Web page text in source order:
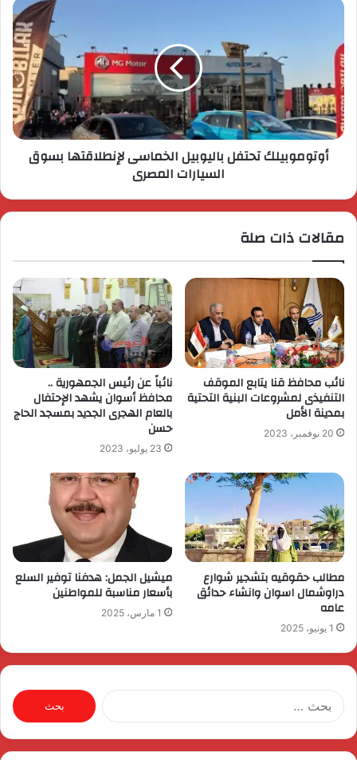
أوتوموبيلك تحتفل باليوبيل الخماسى لإنطلاقتها بسوق
السيارات المصرى
مقالات ذات صلة
نائب محافظ قنا يتابع الموقف
التنفيذى لمشروعات البنية التحتية
بمدينة الأمل
20 نوفمبر، 2023
نائباً عن رئيس الجمهورية ..
محافظ أسوان يشهد الإحتفال
بالعام الهجرى الجديد بمسجد الحاج
حسن
23 يوليو، 2023
مطالب حقوقيه بتشجير شوارع
دراوشمال اسوان وانشاء حدائق
عامه
1 يونيو، 2025
ميشيل الجمل: هدفنا توفير السلع
بأسعار مناسبة للمواطنين
1 مارس، 2025
البحث
عن: